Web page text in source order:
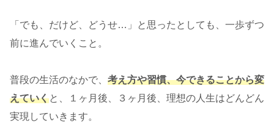
「でも、だけど、どうせ…」と思ったとしても、一歩ずつ
前に進んでいくこと。
普段の生活のなかで、 考え方や習慣、今できることから変
えていくと、１ヶ月後、３ヶ月後、理想の人生はどんどん
実現していきます。